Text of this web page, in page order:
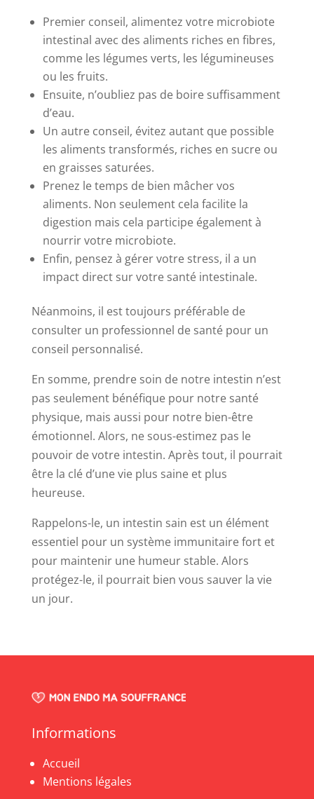
Premier conseil, alimentez votre microbiote
intestinal avec des aliments riches en fibres,
comme les légumes verts, les légumineuses
ou les fruits.
Ensuite, n’oubliez pas de boire suffisamment
d’eau.
Un autre conseil, évitez autant que possible
les aliments transformés, riches en sucre ou
en graisses saturées.
Prenez le temps de bien mâcher vos
aliments. Non seulement cela facilite la
digestion mais cela participe également à
nourrir votre microbiote.
Enfin, pensez à gérer votre stress, il a un
impact direct sur votre santé intestinale.
Néanmoins, il est toujours préférable de
consulter un professionnel de santé pour un
conseil personnalisé.
En somme, prendre soin de notre intestin n’est
pas seulement bénéfique pour notre santé
physique, mais aussi pour notre bien-être
émotionnel. Alors, ne sous-estimez pas le
pouvoir de votre intestin. Après tout, il pourrait
être la clé d’une vie plus saine et plus
heureuse.
Rappelons-le, un intestin sain est un élément
essentiel pour un système immunitaire fort et
pour maintenir une humeur stable. Alors
protégez-le, il pourrait bien vous sauver la vie
un jour.
Informations
Accueil
Mentions légales